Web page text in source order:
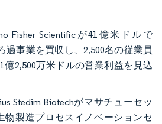
Fisher Scientificが41億米ドルで
過事業を買収し、2,500名の従業員
億2,500万米ドルの営業利益を見込
Stedim Biotechがマサチューセッ
物製造プロセスイノベーションセ